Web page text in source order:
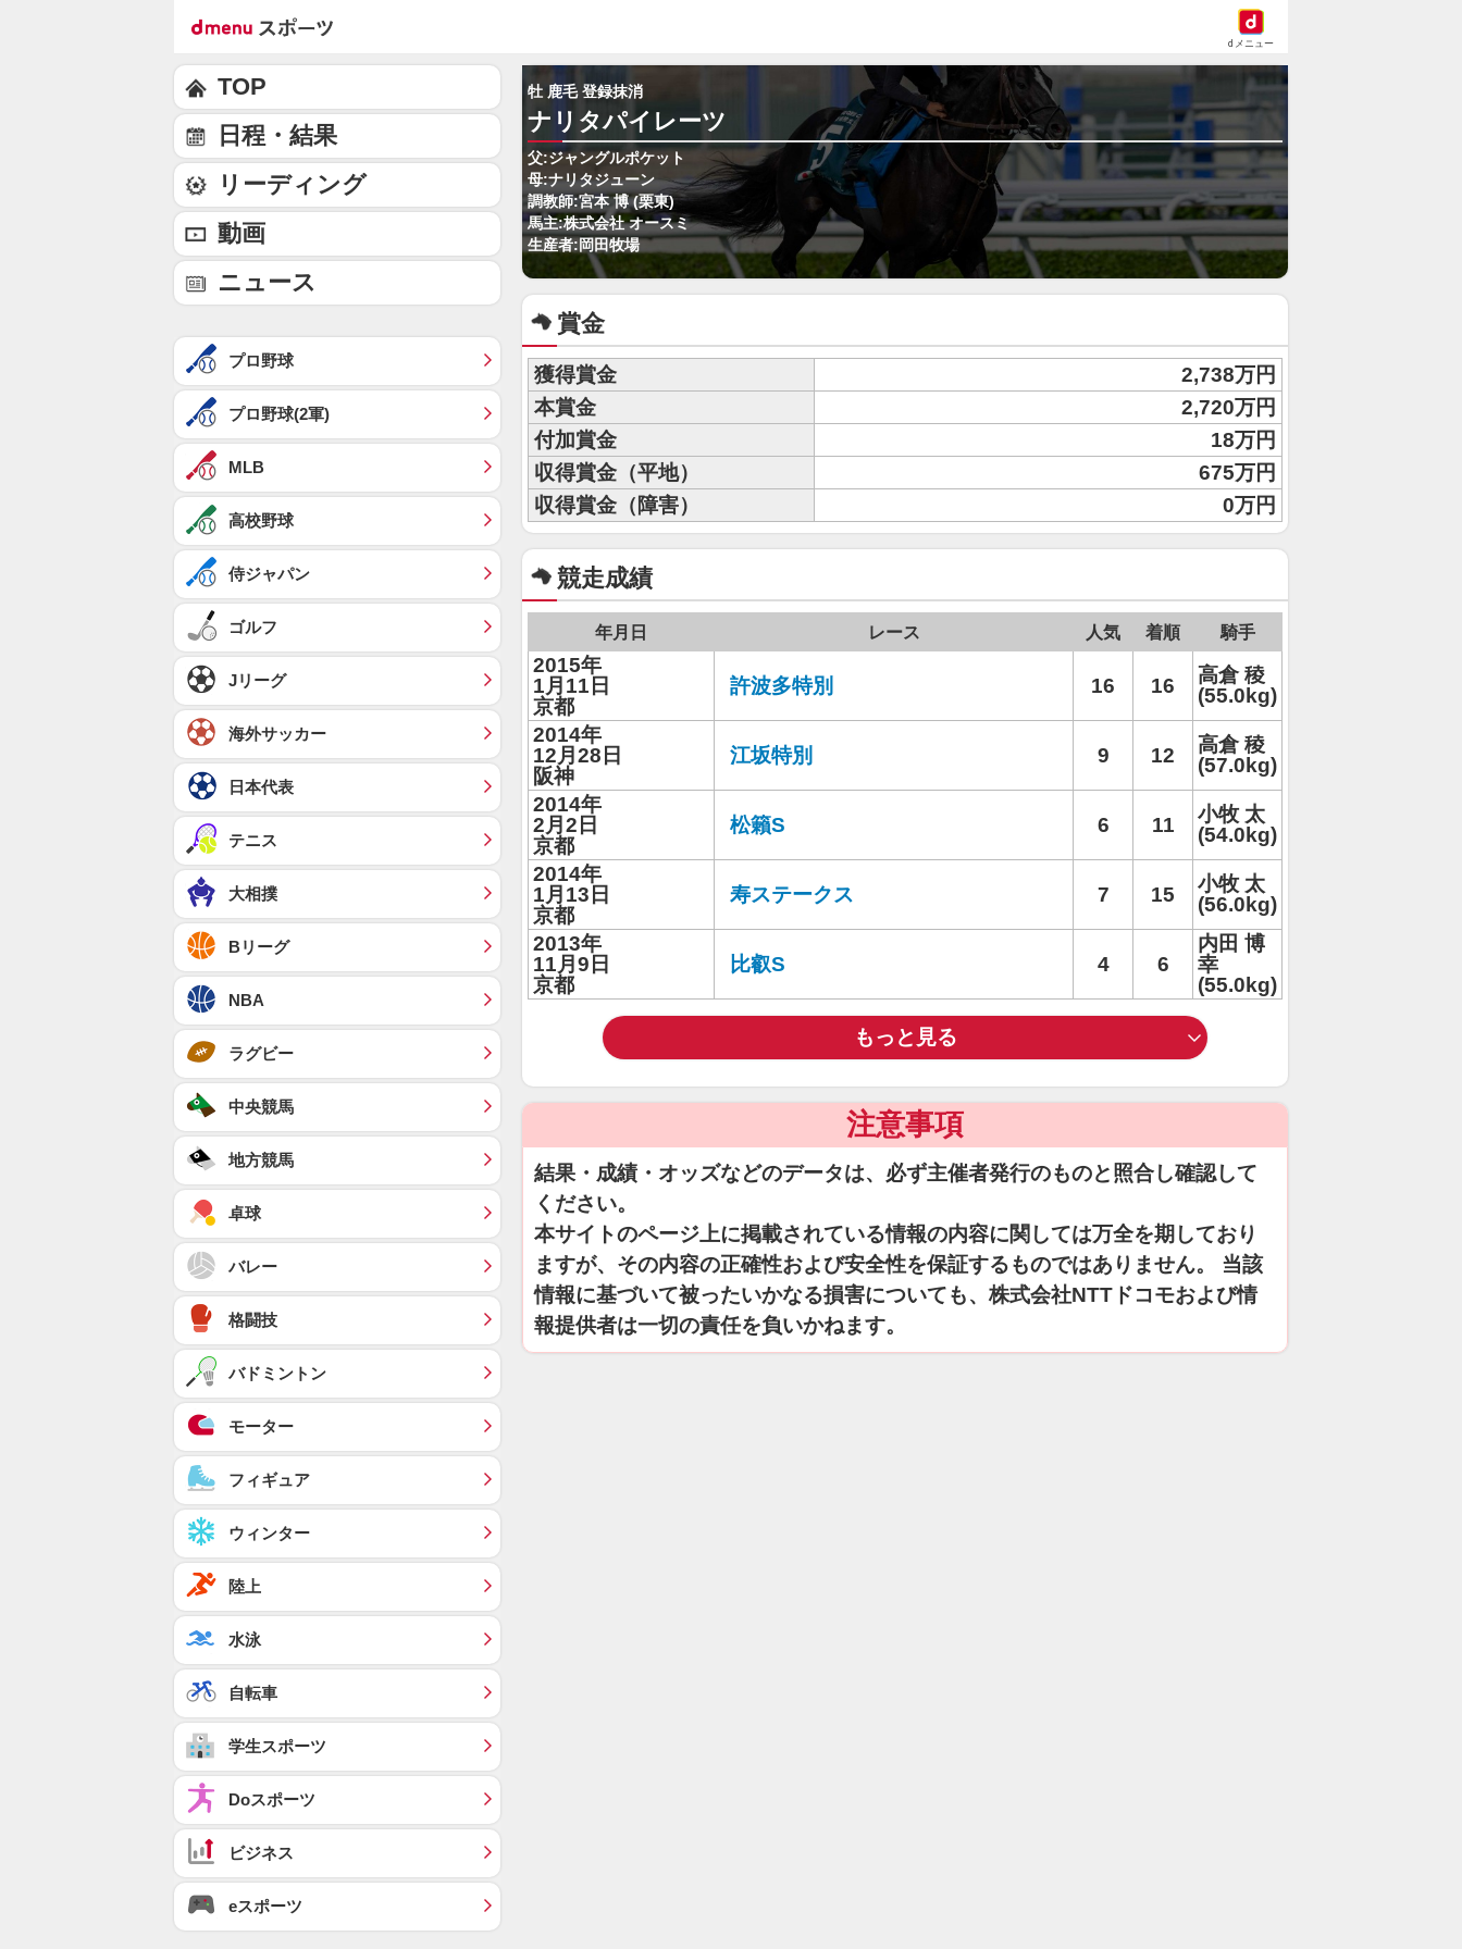
dメニュー
牡 鹿毛 登録抹消
ナリタパイレーツ
父:ジャングルポケット
母:ナリタジューン
調教師:宮本 博 (栗東)
馬主:株式会社 オースミ
生産者:岡田牧場
賞金
獲得賞金
2,738万円
本賞金
2,720万円
付加賞金
18万円
収得賞金（平地）
675万円
収得賞金（障害）
0万円
競走成績
年月日 レース 人気 着順 騎手
2015年
1月11日
京都
許波多特別 16 16
高倉 稜
(55.0kg)
2014年
12月28日
阪神
江坂特別 9 12
高倉 稜
(57.0kg)
2014年
2月2日
京都
松籟S 6 11
小牧 太
(54.0kg)
2014年
1月13日
京都
寿ステークス 7 15
小牧 太
(56.0kg)
2013年
11月9日
京都
比叡S 4 6
内田 博
幸
(55.0kg)
もっと見る
注意事項
結果・成績・オッズなどのデータは、必ず主催者発行のものと照合し確認して
ください。
本サイトのページ上に掲載されている情報の内容に関しては万全を期しており
ますが、その内容の正確性および安全性を保証するものではありません。 当該
情報に基づいて被ったいかなる損害についても、株式会社NTTドコモおよび情
報提供者は一切の責任を負いかねます。
TOP
日程・結果
リーディング
動画
ニュース
プロ野球
プロ野球(2軍)
MLB
高校野球
侍ジャパン
ゴルフ
Jリーグ
海外サッカー
日本代表
テニス
大相撲
Bリーグ
NBA
ラグビー
中央競馬
地方競馬
卓球
バレー
格闘技
バドミントン
モーター
フィギュア
ウィンター
陸上
水泳
自転車
学生スポーツ
Doスポーツ
ビジネス
eスポーツ